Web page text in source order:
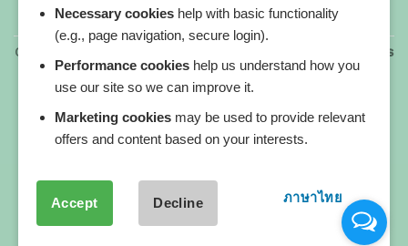
All blog posts
Copyright 2026 ©
All rights reserved. HEALTHPLATZ™ is
a registered trademark of Adbrandture Co., Ltd.
Our website services, content, and products are for
informational purposes only. Healthplatz does not
provide medical advice, diagnosis, or treatment.
Necessary cookies help with basic functionality
(e.g., page navigation, secure login).
Performance cookies help us understand how you
use our site so we can improve it.
Marketing cookies may be used to provide relevant
offers and content based on your interests.
Accept Decline ภาษาไทย